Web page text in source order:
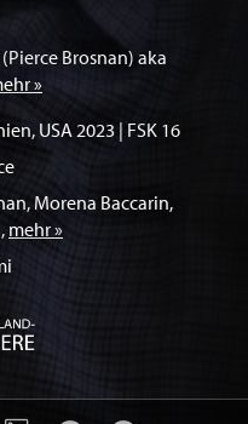
Brosnan) aka
»
, USA 2023 | FSK 16
, Morena Baccarin,
, mehr »